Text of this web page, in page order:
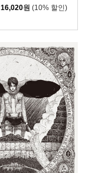
16,020원 (10% 할인)